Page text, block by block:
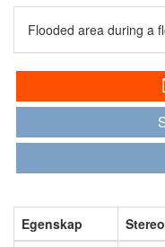
Flooded area during a
Egenskap